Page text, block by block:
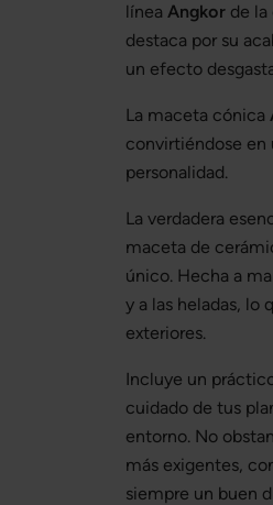
línea Angkor de
destaca por su
un efecto
La maceta cónica
convirtiéndose
personalidad.
La verdadera
maceta de
único. Hecha a
y a las heladas, lo
exteriores.
Incluye un
cuidado de tus
entorno. No
más exigentes,
siempre un buen